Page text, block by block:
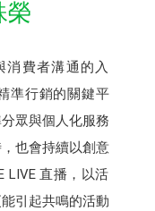
榮
消費者溝通的入
準行銷的關鍵平
眾與個人化服務
也會持續以創意
LIVE 直播，以活
引起共鳴的活動